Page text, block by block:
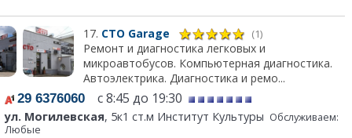
17. СТО Garage (1)
Ремонт и диагностика легковых и
микроавтобусов. Компьютерная диагностика.
Автоэлектрика. Диагностика и ремо...
29 6376060 с 8:45 до 19:30
ул. Могилевская, 5к1 ст.м Институт Культуры Обслуживаем:
Любые